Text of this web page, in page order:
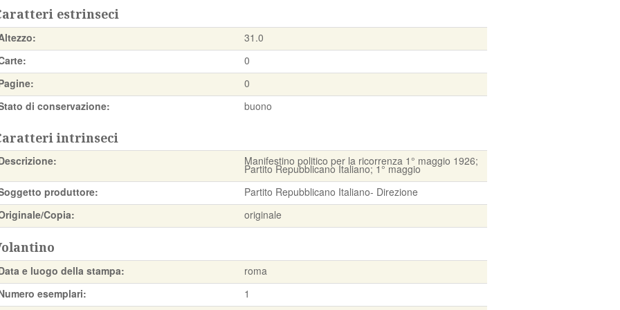
estrinseci
31.0
0
0
di conservazione:
buono
intrinseci
Manifestino politico per la ricorrenza 1° maggio 1926;
Partito Repubblicano Italiano; 1° maggio
produttore:
Partito Repubblicano Italiano- Direzione
Copia:
originale
e luogo della stampa:
roma
esemplari:
1